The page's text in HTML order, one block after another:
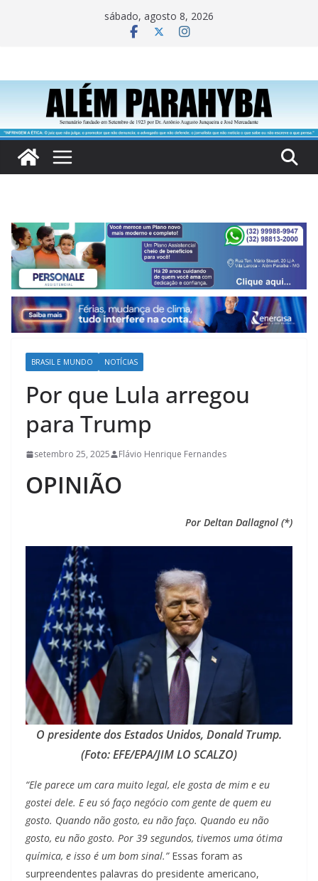
sábado, agosto 8, 2026
BRASIL E MUNDO NOTÍCIAS
Por que Lula arregou
para Trump
setembro 25, 2025 Flávio Henrique Fernandes
OPINIÃO
Por Deltan Dallagnol (*)
O presidente dos Estados Unidos, Donald Trump.
(Foto: EFE/EPA/JIM LO SCALZO)
“Ele parece um cara muito legal, ele gosta de mim e eu
gostei dele. E eu só faço negócio com gente de quem eu
gosto. Quando não gosto, eu não faço. Quando eu não
gosto, eu não gosto. Por 39 segundos, tivemos uma ótima
química, e isso é um bom sinal.”Essas foram as
surpreendentes palavras do presidente americano,